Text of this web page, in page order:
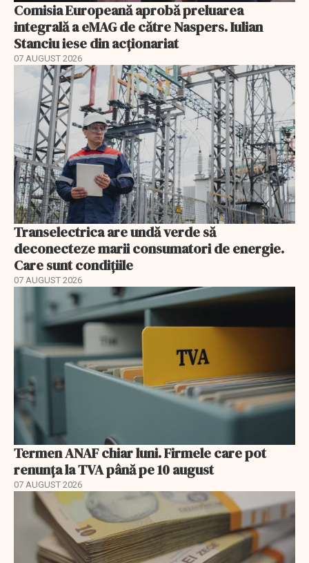
Comisia Europeană aprobă preluarea
integrală a eMAG de către Naspers. Iulian
Stanciu iese din acționariat
07 AUGUST 2026
Transelectrica are undă verde să
deconecteze marii consumatori de energie.
Care sunt condițiile
07 AUGUST 2026
Termen ANAF chiar luni. Firmele care pot
renunța la TVA până pe 10 august
07 AUGUST 2026